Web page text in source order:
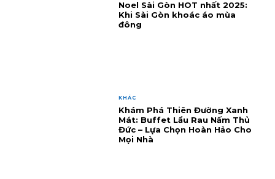
Noel Sài Gòn HOT nhất 2025:
Khi Sài Gòn khoác áo mùa
đông
KHÁC
Khám Phá Thiên Đường Xanh
Mát: Buffet Lẩu Rau Nấm Thủ
Đức – Lựa Chọn Hoàn Hảo Cho
Mọi Nhà